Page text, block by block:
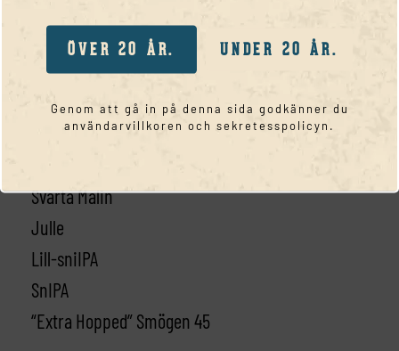
ÖVER 20 ÅR. UNDER 20 ÅR.
Genom att gå in på denna sida godkänner du
användarvillkoren och sekretesspolicyn.
Smögen 45
Sydväst
Ljungman
Harry
Svarta Malin
Julle
Lill-sniIPA
SnIPA
“Extra Hopped” Smögen 45